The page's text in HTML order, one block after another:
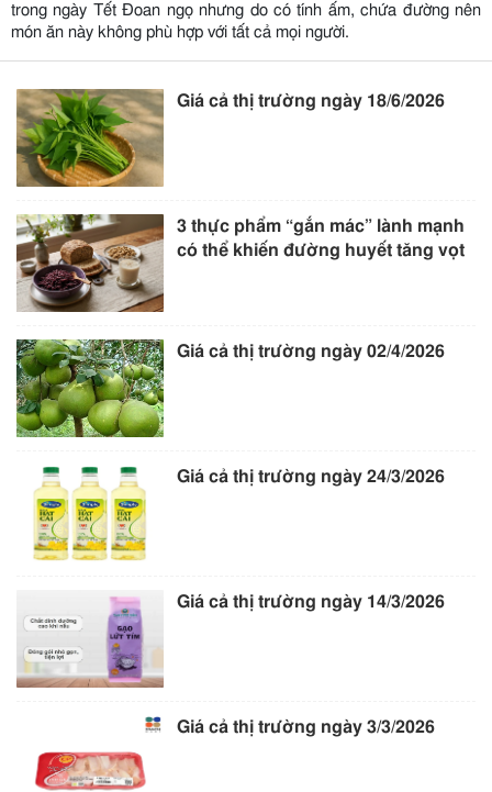
trong ngày Tết Đoan ngọ nhưng do có tính ấm, chứa đường nên
món ăn này không phù hợp với tất cả mọi người.
Giá cả thị trường ngày 18/6/2026
3 thực phẩm “gắn mác” lành mạnh
có thể khiến đường huyết tăng vọt
Giá cả thị trường ngày 02/4/2026
Giá cả thị trường ngày 24/3/2026
Giá cả thị trường ngày 14/3/2026
Giá cả thị trường ngày 3/3/2026